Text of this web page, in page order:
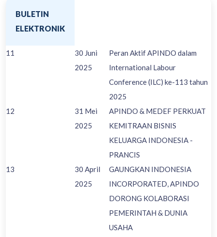
BULETIN
ELEKTRONIK
11
30 Juni
2025
Peran Aktif APINDO dalam
International Labour
Conference (ILC) ke-113 tahun
2025
12
31 Mei
2025
APINDO & MEDEF PERKUAT
KEMITRAAN BISNIS
KELUARGA INDONESIA -
PRANCIS
13
30 April
2025
GAUNGKAN INDONESIA
INCORPORATED, APINDO
DORONG KOLABORASI
PEMERINTAH & DUNIA
USAHA